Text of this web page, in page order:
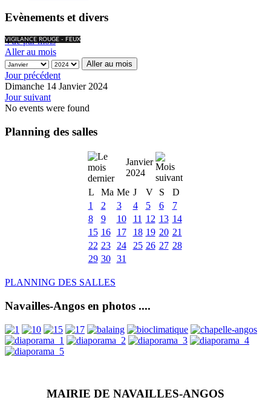
Evènements et divers
VIGILANCE ROUGE - FEUX
Vue par mois
Aller au mois
Aller au mois
Jour précédent
Dimanche 14 Janvier 2024
Jour suivant
No events were found
Planning des salles
Janvier
2024
L
Ma Me J V S
D
1
2 3 4 5 6
7
8
9 10 11 12 13 14
15 16 17 18 19 20 21
22 23 24 25 26 27 28
29 30 31
PLANNING DES SALLES
Navailles-Angos en photos ....
MAIRIE DE NAVAILLES-ANGOS